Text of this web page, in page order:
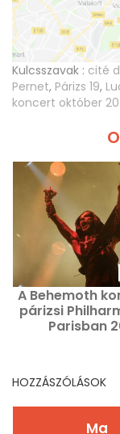
Kulcsszavak : cité
Pernet, Párizs 19,
koncert október
A Behemoth
párizsi
Parisban
HOZZÁSZÓLÁSOK
Ma